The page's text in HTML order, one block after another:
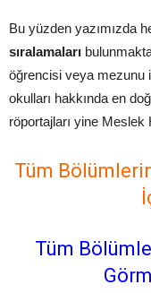
Bu yüzden yazımızda
sıralamaları
öğrencisi veya mezunu
okulları hakkında en
röportajları yine
Tüm
Tüm